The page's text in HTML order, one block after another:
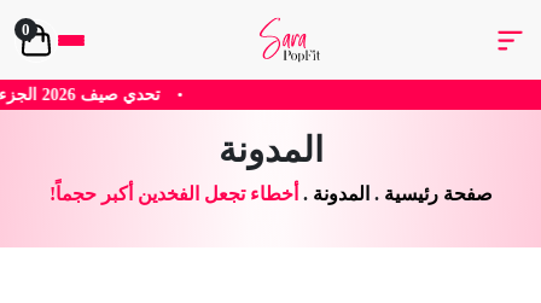
0
تحدي صيف 2026 الجزء الاول
المدونة
صفحة رئيسية . المدونة . أخطاء تجعل الفخدين أكبر حجماً!